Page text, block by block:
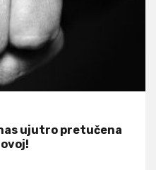
ujutro pretučena